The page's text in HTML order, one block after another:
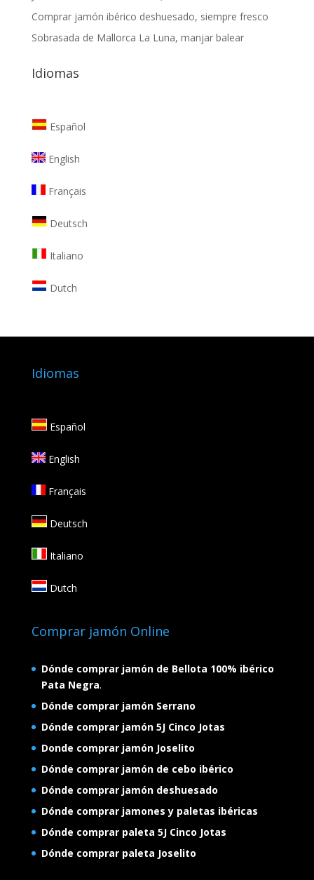
Comprar jamón ibérico deshuesado, siempre fresco
Sobrasada de Mallorca La Luna, manjar balear
Idiomas
Español
English
Français
Deutsch
Italiano
Dutch
Idiomas
Español
English
Français
Deutsch
Italiano
Dutch
Comprar jamón Online
Dónde comprar jamón de Bellota 100% ibérico
Pata Negra.
Dónde comprar jamón Serrano
Dónde comprar jamón 5J Cinco Jotas
Donde comprar jamón Joselito
Dónde comprar jamón de cebo ibérico
Dónde comprar jamón deshuesado
Dónde comprar jamones y paletas ibéricas
Dónde comprar paleta 5J Cinco Jotas
Dónde comprar paleta Joselito